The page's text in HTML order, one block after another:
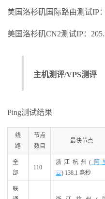
美国洛杉矶国际路由测试IP
美国洛杉矶CN2测试IP：
主机测评/VPS测评
Ping测试结果
线
路
节点
数目
最快节点
全
部
110
浙江杭州( 阿
云) 138.1 毫秒
联